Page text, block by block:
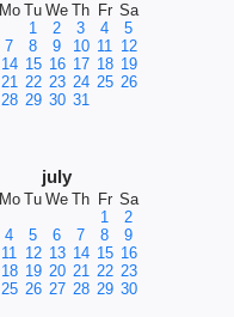
Mo Tu We Th Fr Sa
1
2 3 4
5
7 8 9 10 11 12
14 15 16 17 18 19
21 22 23 24 25 26
28 29 30 31
july
Mo Tu We Th Fr Sa
1
2
4 5 6 7 8
9
11 12 13 14 15 16
18 19 20 21 22 23
25 26 27 28 29 30